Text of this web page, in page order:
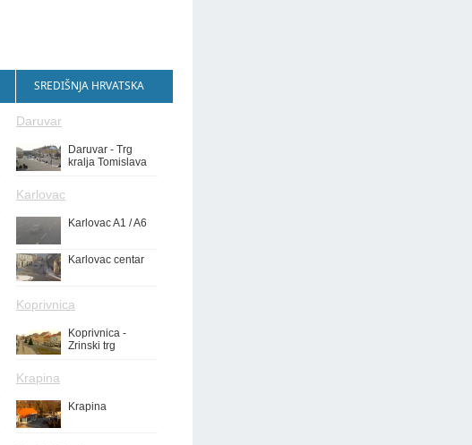
SREDIŠNJA HRVATSKA
Daruvar
Daruvar - Trg
kralja Tomislava
Karlovac
Karlovac A1 / A6
Karlovac centar
Koprivnica
Koprivnica -
Zrinski trg
Krapina
Krapina